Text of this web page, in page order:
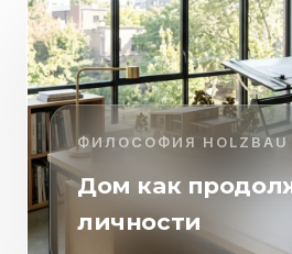
ФИЛОСОФИЯ HOLZBAU
Дом как
личности